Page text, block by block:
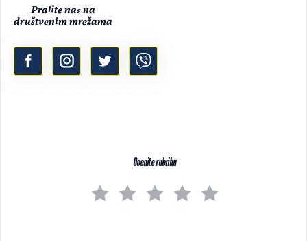
Pratite nas na
društvenim mrežama
Ocenite rubriku